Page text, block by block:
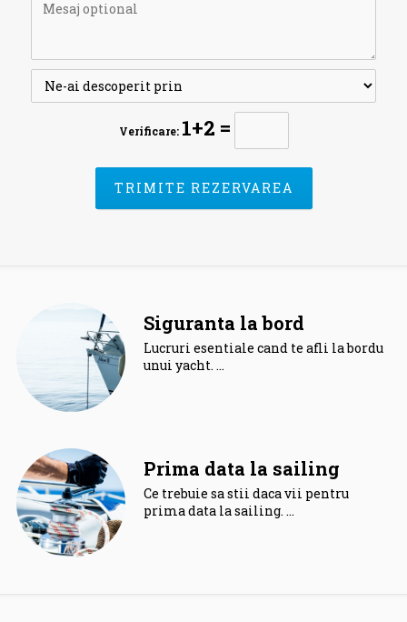
Verificare: 1+2 =
Siguranta la bord
Lucruri esentiale cand te afli la bordul
unui yacht. …
Prima data la sailing
Ce trebuie sa stii daca vii pentru
prima data la sailing. …